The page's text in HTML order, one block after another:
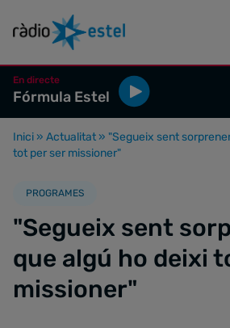
En directe
Fórmula Estel
Inici » Actualitat » "Segueix sent
tot per ser missioner"
PROGRAMES
"Segueix sent
que algú ho deixi
missioner"